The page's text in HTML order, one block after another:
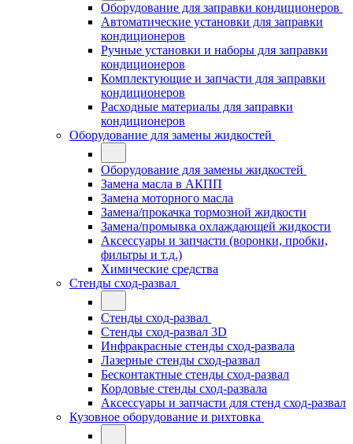
Оборудование для заправки кондиционеров
Автоматические установки для заправки
кондиционеров
Ручные установки и наборы для заправки
кондиционеров
Комплектующие и запчасти для заправки
кондиционеров
Расходные материалы для заправки
кондиционеров
Оборудование для замены жидкостей
Оборудование для замены жидкостей
Замена масла в АКПП
Замена моторного масла
Замена/прокачка тормозной жидкости
Замена/промывка охлаждающей жидкости
Аксессуары и запчасти (воронки, пробки,
фильтры и т.д.)
Химические средства
Стенды сход-развал
Стенды сход-развал
Стенды сход-развал 3D
Инфракрасные стенды сход-развала
Лазерные стенды сход-развал
Бесконтактные стенды сход-развал
Кордовые стенды сход-развала
Аксессуары и запчасти для стенд сход-развал
Кузовное оборудование и рихтовка